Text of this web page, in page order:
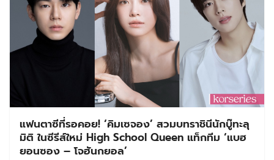
แฟนตาซีที่รอคอย! ‘คิมเซจอง’ สวมบทราชินีนักบู๊ทะลุ
มิติ ในซีรีส์ใหม่ High School Queen แท็กทีม ‘แบฮ
ยอนซอง – โจฮันกยอล’